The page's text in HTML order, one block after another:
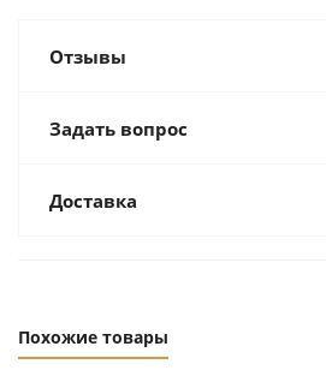
Отзывы
Задать вопрос
Доставка
Похожие товары